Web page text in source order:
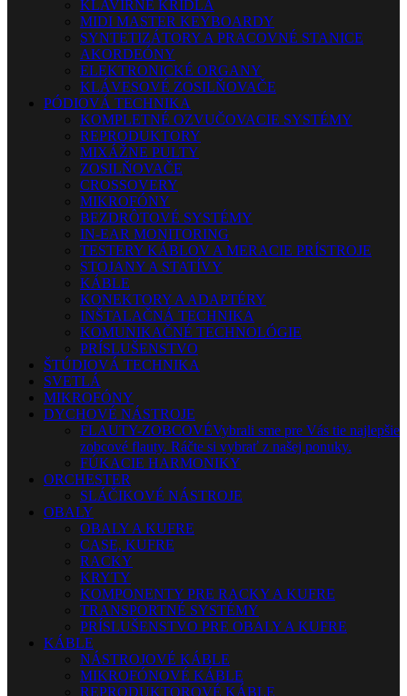
KLAVÍRNE KRÍDLA
MIDI MASTER KEYBOARDY
SYNTETIZÁTORY A PRACOVNÉ STANICE
AKORDEÓNY
ELEKTRONICKÉ ORGANY
KLÁVESOVÉ ZOSILŇOVAČE
PÓDIOVÁ TECHNIKA
KOMPLETNÉ OZVUČOVACIE SYSTÉMY
REPRODUKTORY
MIXÁŽNE PULTY
ZOSILŇOVAČE
CROSSOVERY
MIKROFÓNY
BEZDRÔTOVÉ SYSTÉMY
IN-EAR MONITORING
TESTERY KÁBLOV A MERACIE PRÍSTROJE
STOJANY A STATÍVY
KÁBLE
KONEKTORY A ADAPTÉRY
INŠTALAČNÁ TECHNIKA
KOMUNIKAČNÉ TECHNOLÓGIE
PRÍSLUŠENSTVO
ŠTÚDIOVÁ TECHNIKA
SVETLÁ
MIKROFÓNY
DYCHOVÉ NÁSTROJE
FLAUTY-ZOBCOVÉVybrali sme pre Vás tie najlepšie
zobcové flauty. Ráčte si vybrať z našej ponuky.
FÚKACIE HARMONIKY
ORCHESTER
SLÁČIKOVÉ NÁSTROJE
OBALY
OBALY A KUFRE
CASE, KUFRE
RACKY
KRYTY
KOMPONENTY PRE RACKY A KUFRE
TRANSPORTNÉ SYSTÉMY
PRÍSLUŠENSTVO PRE OBALY A KUFRE
KÁBLE
NÁSTROJOVÉ KÁBLE
MIKROFÓNOVÉ KÁBLE
REPRODUKTOROVÉ KÁBLE